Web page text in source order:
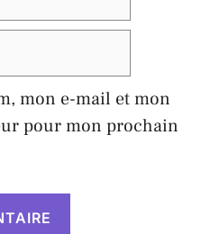
mon e-mail et mon
pour mon prochain